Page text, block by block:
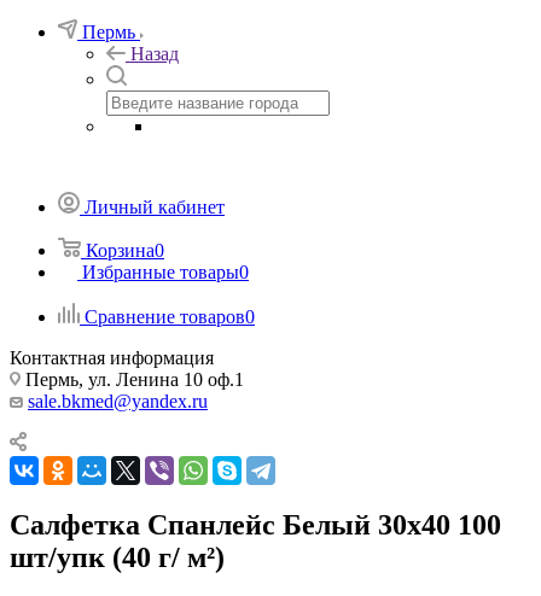
Пермь
Назад
Личный кабинет
Корзина0
Избранные товары0
Сравнение товаров0
Контактная информация
Пермь, ул. Ленина 10 оф.1
sale.bkmed@yandex.ru
Салфетка Спанлейс Белый 30х40 100
шт/упк (40 г/ м²)